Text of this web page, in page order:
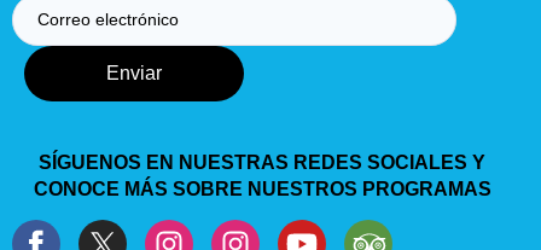
Enviar
SÍGUENOS EN NUESTRAS REDES SOCIALES Y
CONOCE MÁS SOBRE NUESTROS PROGRAMAS